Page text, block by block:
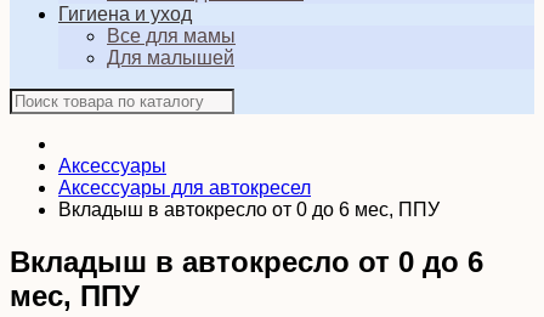
Гигиена и уход
Все для мамы
Для малышей
Аксессуары
Аксессуары для автокресел
Вкладыш в автокресло от 0 до 6 мес, ППУ
Вкладыш в автокресло от 0 до 6
мес, ППУ